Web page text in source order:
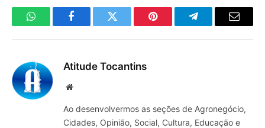
WhatsAppFacebookTwitter Pinterest TelegramaE-
Atitude Tocantins
Site
Ao desenvolvermos as seções de Agronegócio,
Cidades, Opinião, Social, Cultura, Educação e